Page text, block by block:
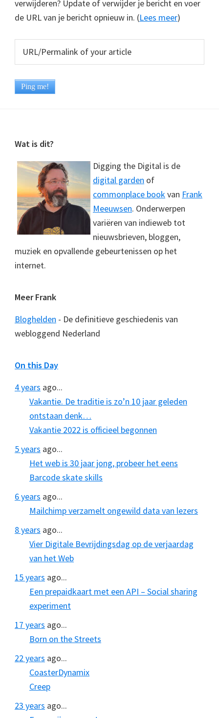
verwijderen? Update of verwijder je bericht en voer
de URL van je bericht opnieuw in. (Lees meer)
Footer
Wat is dit?
Digging the Digital is de
digital garden of
commonplace bookvan Frank
Meeuwsen. Onderwerpen
variëren van indieweb tot
nieuwsbrieven, bloggen,
muziek en opvallende gebeurtenissen op het
internet.
Meer Frank
Bloghelden - De definitieve geschiedenis van
webloggend Nederland
On this Day
4 years ago...
Vakantie. De traditie is zo’n 10 jaar geleden
ontstaan denk…
Vakantie 2022 is officieel begonnen
5 years ago...
Het web is 30 jaar jong, probeer het eens
Barcode skate skills
6 years ago...
Mailchimp verzamelt ongewild data van lezers
8 years ago...
Vier Digitale Bevrijdingsdag op de verjaardag
van het Web
15 years ago...
Een prepaidkaart met een API – Social sharing
experiment
17 years ago...
Born on the Streets
22 years ago...
CoasterDynamix
Creep
23 years ago...